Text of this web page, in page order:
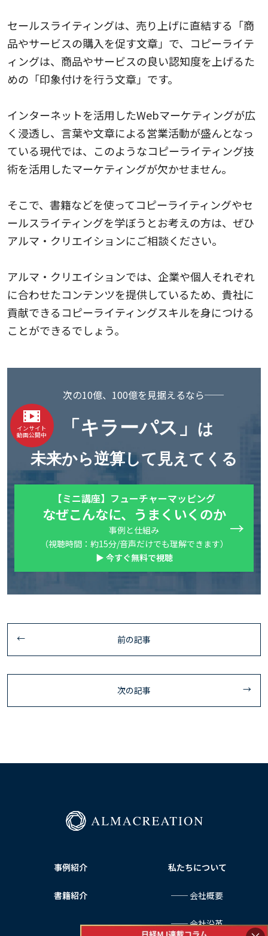
セールスライティングは、売り上げに直結する「商
品やサービスの購入を促す文章」で、コピーライテ
ィングは、商品やサービスの良い認知度を上げるた
めの「印象付けを行う文章」です。
インターネットを活用したWebマーケティングが広
く浸透し、言葉や文章による営業活動が盛んとなっ
ている現代では、このようなコピーライティング技
術を活用したマーケティングが欠かせません。
そこで、書籍などを使ってコピーライティングやセ
ールスライティングを学ぼうとお考えの方は、ぜひ
アルマ・クリエイションにご相談ください。
アルマ・クリエイションでは、企業や個人それぞれ
に合わせたコンテンツを提供しているため、貴社に
貢献できるコピーライティングスキルを身につける
ことができるでしょう。
インサイト
動画公開中
次の10億、100億を見据えるなら──
「キラーパス」 は
未来から逆算して見えてくる
【ミニ講座】フューチャーマッピング
なぜこんなに、うまくいくのか
事例と仕組み
（視聴時間：約15分/音声だけでも理解できます）
▶ 今すぐ無料で視聴
前の記事
次の記事
事例紹介
書籍紹介
私たちについて
── 会社概要
── 会社沿革